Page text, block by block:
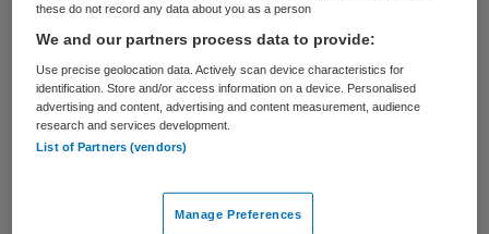
coulant met devordering van 25 miljoen
euroomgaan, maar eist in ruil daarvoor
duidelijke bestuurlijke stem. Zo beslist
Achmea mee over versterking van de raad
het ziekenhuis.
these do not record any data about you as a person
We and our partners process data to provide:
Use precise geolocation data. Actively scan device characteristics for
identification. Store and/or access information on a device. Personalised
advertising and content, advertising and content measurement, audience
research and services development.
List of Partners (vendors)
Manage Preferences